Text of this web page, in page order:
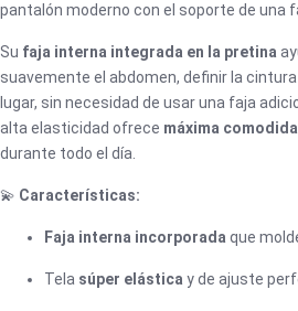
pantalón moderno con el soporte de una
Su faja interna integrada en la pretina
suavemente el abdomen, definir la
lugar, sin necesidad de usar una faja
alta elasticidad ofrece máxima
durante todo el día.
💫 Características:
Faja interna incorporada que
Tela súper elástica y de ajuste